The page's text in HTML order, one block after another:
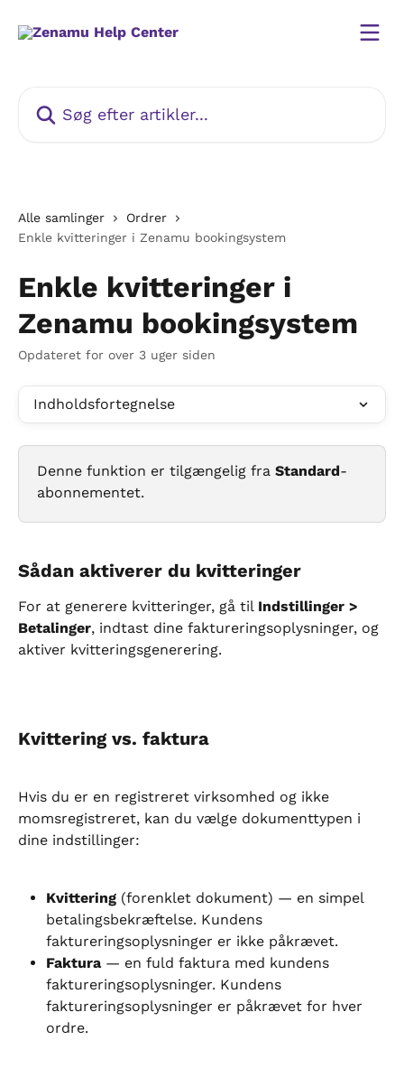
Alle samlinger
Ordrer
Enkle kvitteringer i Zenamu bookingsystem
Enkle kvitteringer i
Zenamu bookingsystem
Opdateret for over 3 uger siden
Indholdsfortegnelse
Denne funktion er tilgængelig fra Standard-
abonnementet.
Sådan aktiverer du kvitteringer
For at generere kvitteringer, gå til Indstillinger >
Betalinger, indtast dine faktureringsoplysninger, og
aktiver kvitteringsgenerering.
Kvittering vs. faktura
Hvis du er en registreret virksomhed og ikke
momsregistreret, kan du vælge dokumenttypen i
dine indstillinger:
Kvittering (forenklet dokument) — en simpel
betalingsbekræftelse. Kundens
faktureringsoplysninger er ikke påkrævet.
Faktura — en fuld faktura med kundens
faktureringsoplysninger. Kundens
faktureringsoplysninger er påkrævet for hver
ordre.